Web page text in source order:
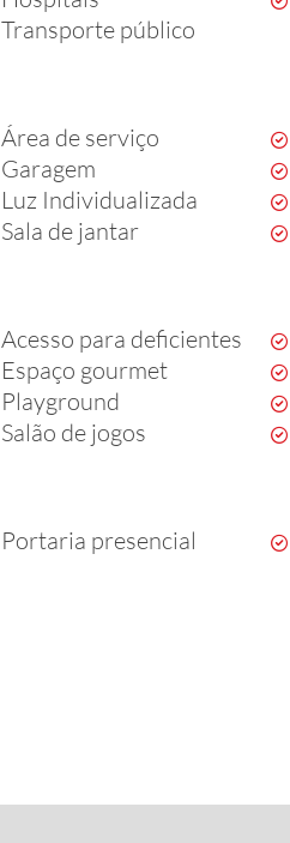
Transporte público
Área de serviço
Garagem
Luz Individualizada
Sala de jantar
Acesso para deficientes
Espaço gourmet
Playground
Salão de jogos
Portaria presencial